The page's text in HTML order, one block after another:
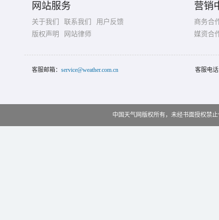
网站服务
关于我们 联系我们
用户反馈
版权声明
网站律师
营销
商务合
媒资合
客服邮箱： service@weather.com.cn 客服电
中国天气网版权所有，未经书面授权